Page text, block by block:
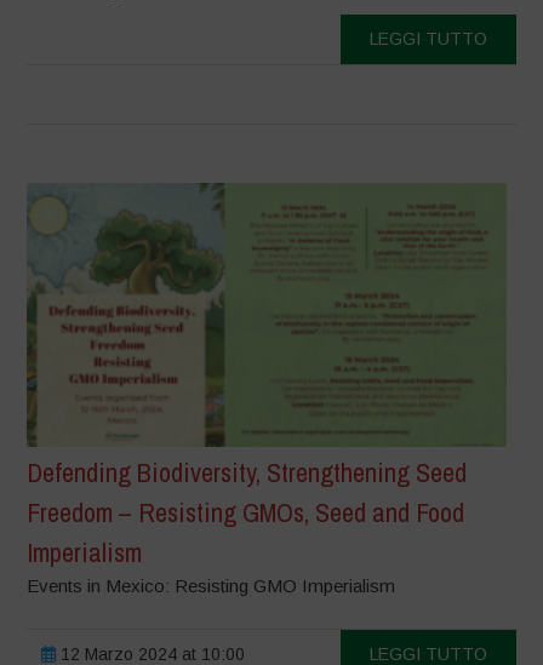
LEGGI TUTTO
Defending Biodiversity, Strengthening Seed
Freedom – Resisting GMOs, Seed and Food
Imperialism
Events in Mexico: Resisting GMO Imperialism
12 Marzo 2024 at 10:00 LEGGI TUTTO